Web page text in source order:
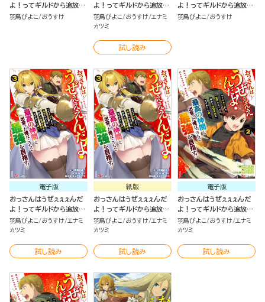
よ！ってギルドから追放し
たくせに、後から復帰要請
羽鳥ぴよこ おうすけ
よ！ってギルドから追放し
たくせに、後から復帰要請
を出されても遅い。最高の
で最強を目指す！ コミック
版 （4）
羽鳥ぴよこ おうすけ エナミ
カツミ
試し読み
よ！ってギルドから追放し
たくせに、後から復帰要請
羽鳥ぴよこ おうすけ
電子版
おっさんはうぜぇぇぇんだ
よ！ってギルドから追放し
たくせに、後から復帰要請
を出されても遅い。最高の
で最強を目指す！（3）
羽鳥ぴよこ おうすけ エナミ
カツミ
試し読み
紙版
おっさんはうぜぇぇぇんだ
よ！ってギルドから追放し
たくせに、後から復帰要請
を出されても遅い。最高の
で最強を目指す！（3）
羽鳥ぴよこ おうすけ エナミ
カツミ
試し読み
電子版
おっさんはうぜぇぇぇんだ
よ！ってギルドから追放し
たくせに、後から復帰要請
を出されても遅い。最高の
で最強を目指す！（2）
羽鳥ぴよこ おうすけ エナミ
カツミ
試し読み